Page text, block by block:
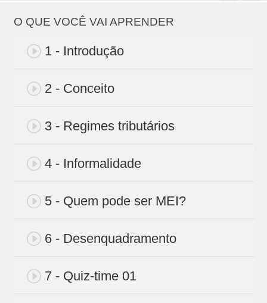
O QUE VOCÊ VAI APRENDER
1 - Introdução
2 - Conceito
3 - Regimes tributários
4 - Informalidade
5 - Quem pode ser MEI?
6 - Desenquadramento
7 - Quiz-time 01